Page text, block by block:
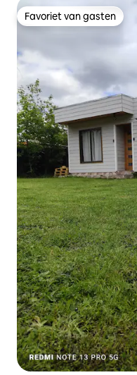
Favoriet van gasten
Favoriet van gasten